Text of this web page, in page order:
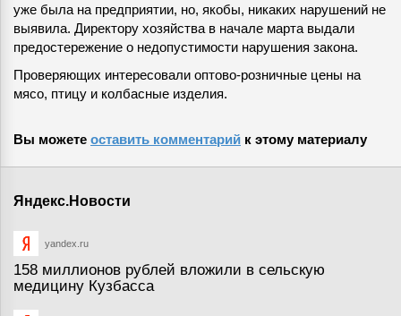
уже была на предприятии, но, якобы, никаких нарушений не
выявила. Директору хозяйства в начале марта выдали
предостережение о недопустимости нарушения закона.
Проверяющих интересовали оптово-розничные цены на
мясо, птицу и колбасные изделия.
Вы можете оставить комментарий к этому материалу
Яндекс.Новости
yandex.ru
158 миллионов рублей вложили в сельскую
медицину Кузбасса